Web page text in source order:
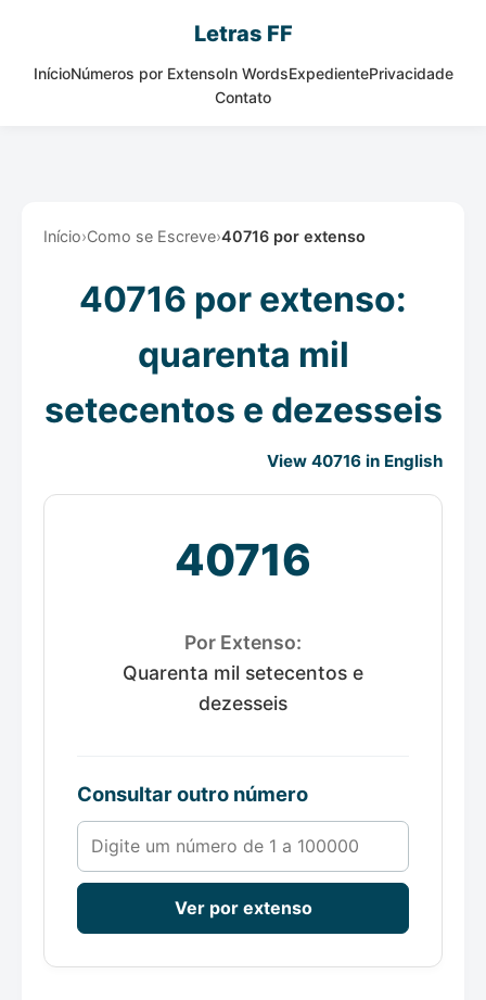
Letras FF
InícioNúmeros por ExtensoIn WordsExpedientePrivacidade
Contato
Início›Como se Escreve›40716 por extenso
40716 por extenso:
quarenta mil
setecentos e dezesseis
View 40716 in English
40716
Por Extenso:
Quarenta mil setecentos e
dezesseis
Consultar outro número
Número de 1 a 100000
Ver por extenso